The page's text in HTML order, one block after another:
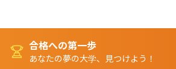
合格への第一歩
あなたの夢の大学、見つけよう！